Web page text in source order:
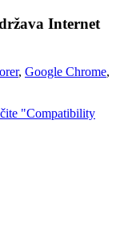
Internet
, Google Chrome,
"Compatibility